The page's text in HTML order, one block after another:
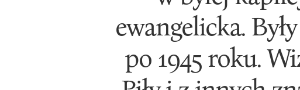
ewangelicka.
po 1945 roku.